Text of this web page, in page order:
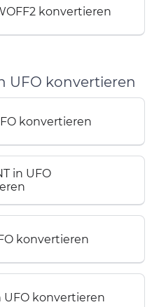
konvertieren
UFO konvertieren
konvertieren
in UFO
konvertieren
UFO konvertieren